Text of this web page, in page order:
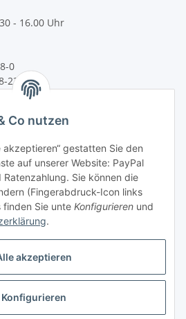
- 16.00 Uhr
0
231
Co nutzen
akzeptieren“ gestatten Sie den
auf unserer Website: PayPal
Sie können die
(Fingerabdruck-Icon links
finden Sie unte Konfigurieren und
.
akzeptieren
Konfigurieren